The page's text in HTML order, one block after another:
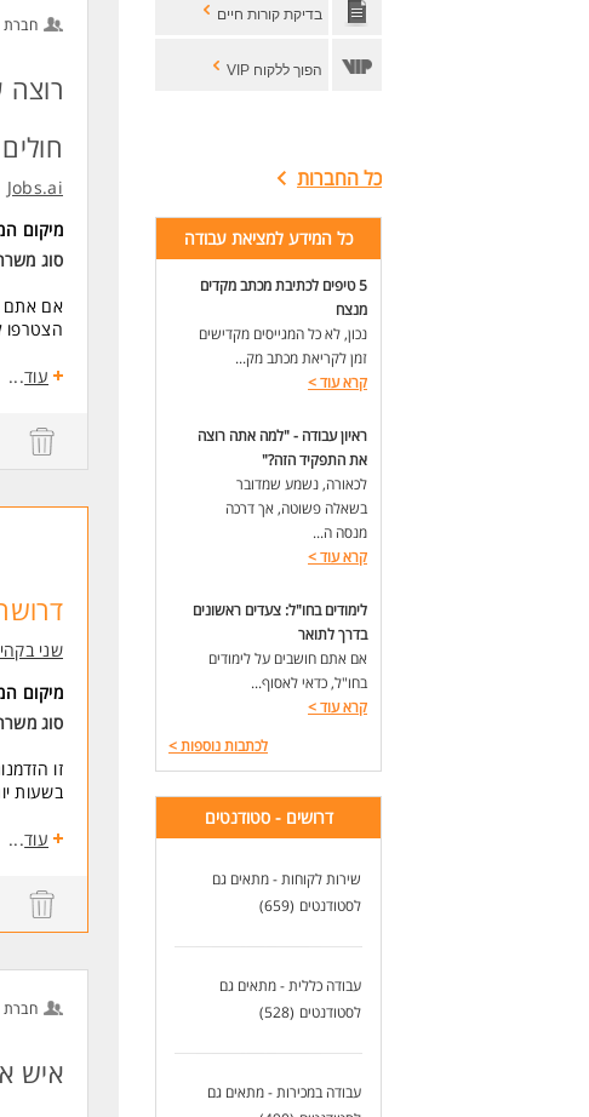
בדיקת קורות חיים
הפוך ללקוח VIP
כל החברות
כל המידע למציאת עבודה
5 טיפים לכתיבת מכתב מקדים
מנצח
נכון, לא כל המגייסים מקדישים
זמן לקריאת מכתב מק...
קרא עוד>
ראיון עבודה - "למה אתה רוצה
את התפקיד הזה?"
לכאורה, נשמע שמדובר
בשאלה פשוטה, אך דרכה
מנסה ה...
קרא עוד>
לימודים בחו"ל: צעדים ראשונים
בדרך לתואר
אם אתם חושבים על לימודים
בחו"ל, כדאי לאסוף...
קרא עוד>
לכתבות נוספות>
דרושים - סטודנטים
שירות לקוחות - מתאים גם
לסטודנטים (659)
עבודה כללית - מתאים גם
לסטודנטים (528)
עבודה במכירות - מתאים גם
Jobs.ai
מיקום
סוג
אם אתם
הצטרפו
עבודה
תנאים
שליטה
עוד...
שני
מיקום
סוג
זו
בשעות
המשרה
- סביבת
- צוות
-
-
נעימה.
עוד...
איש